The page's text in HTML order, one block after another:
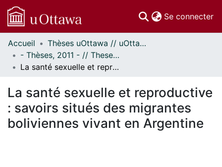
Se connecter
Communautés
et collections
Parcourir
À propos
Accueil
Thèses uOttawa // uOttawa Theses
- Thèses, 2011 - // Theses, 2011 -
La santé sexuelle et reproductive : savoirs situés des migrantes boliviennes vivant en Argentine
La santé sexuelle et reproductive
: savoirs situés des migrantes
boliviennes vivant en Argentine